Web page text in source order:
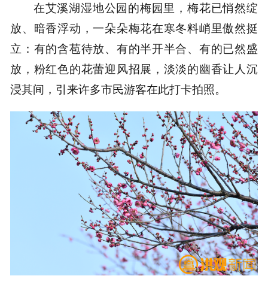
在艾溪湖湿地公园的梅园里，梅花已悄然绽
放、暗香浮动，一朵朵梅花在寒冬料峭里傲然挺
立：有的含苞待放、有的半开半合、有的已然盛
放，粉红色的花蕾迎风招展，淡淡的幽香让人沉
浸其间，引来许多市民游客在此打卡拍照。